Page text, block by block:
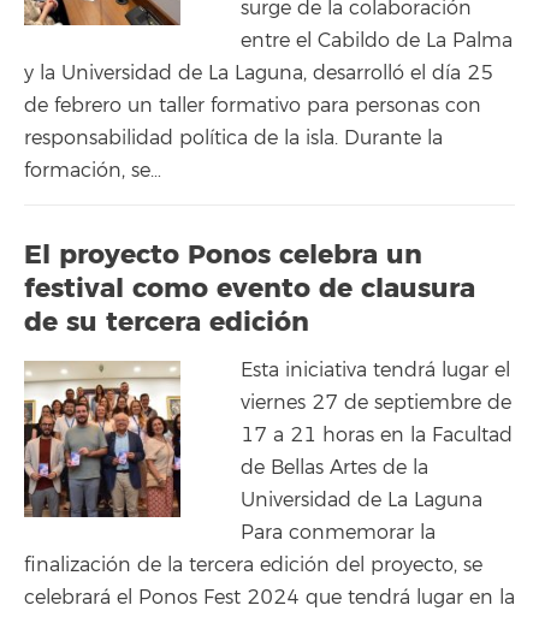
surge de la colaboración
entre el Cabildo de La Palma
y la Universidad de La Laguna, desarrolló el día 25
de febrero un taller formativo para personas con
responsabilidad política de la isla. Durante la
formación, se…
El proyecto Ponos celebra un
festival como evento de clausura
de su tercera edición
Esta iniciativa tendrá lugar el
viernes 27 de septiembre de
17 a 21 horas en la Facultad
de Bellas Artes de la
Universidad de La Laguna
Para conmemorar la
finalización de la tercera edición del proyecto, se
celebrará el Ponos Fest 2024 que tendrá lugar en la